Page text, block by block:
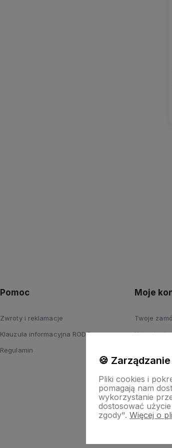
Pomoc
Zwroty i reklamacje
Klauzula informacyjna RODO
Regulamin
Moje
Twoje
Ustawienia
🍪
Pliki cookies i
pomagają nam
wykorzystanie
dostosować
zgody". Więcej o